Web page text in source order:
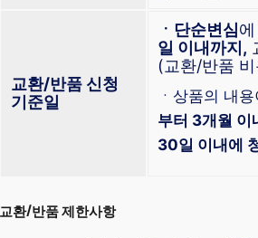
교환/반품 신청
기준일
ㆍ단순변심
일 이내까지,
(교환/반품
ㆍ상품의 내
부터 3개월 이
30일 이내에
교환/반품 제한사항